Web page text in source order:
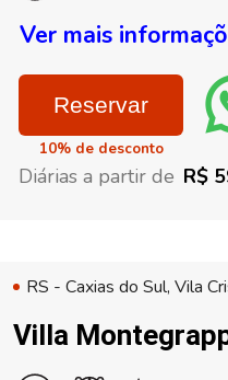
Ver mais
Reservar
10% de desconto
Diárias a partir de R$
RS - Caxias do Sul, Vila
Villa